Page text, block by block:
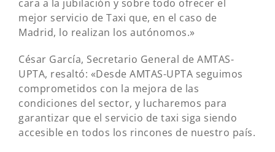
cara a la jubilación y sobre todo ofrecer el
mejor servicio de Taxi que, en el caso de
Madrid, lo realizan los autónomos.»
César García, Secretario General de AMTAS-
UPTA, resaltó: «Desde AMTAS-UPTA seguimos
comprometidos con la mejora de las
condiciones del sector, y lucharemos para
garantizar que el servicio de taxi siga siendo
accesible en todos los rincones de nuestro país.